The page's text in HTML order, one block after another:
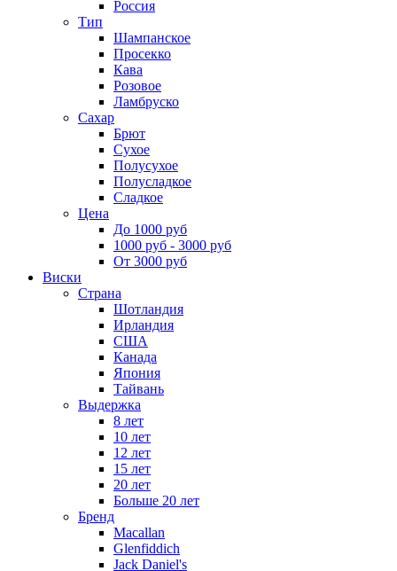
Россия
Тип
Шампанское
Просекко
Кава
Розовое
Ламбруско
Сахар
Брют
Сухое
Полусухое
Полусладкое
Сладкое
Цена
До 1000 руб
1000 руб - 3000 руб
От 3000 руб
Виски
Страна
Шотландия
Ирландия
США
Канада
Япония
Тайвань
Выдержка
8 лет
10 лет
12 лет
15 лет
20 лет
Больше 20 лет
Бренд
Macallan
Glenfiddich
Jack Daniel's